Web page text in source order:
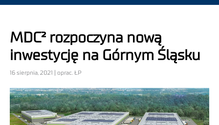
MDC² rozpoczyna nową
inwestycję na Górnym Śląsku
16 sierpnia, 2021 | oprac. ŁP